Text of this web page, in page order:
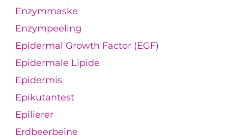
Enzymmaske
Enzympeeling
Epidermal Growth Factor (EGF)
Epidermale Lipide
Epidermis
Epikutantest
Epilierer
Erdbeerbeine